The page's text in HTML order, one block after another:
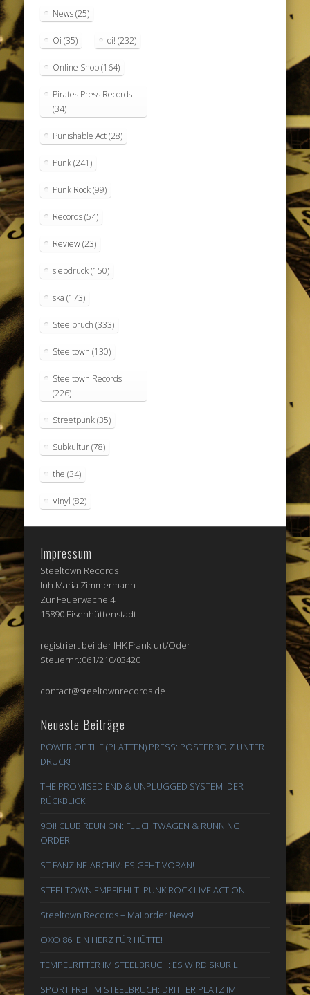
News(25)
Oi (35) oi! (232)
Online Shop(164)
Pirates Press Records
(34)
Punishable Act(28)
Punk(241)
Punk Rock(99)
Records(54)
Review(23)
siebdruck(150)
ska (173)
Steelbruch (333)
Steeltown (130)
Steeltown Records
(226)
Streetpunk(35)
Subkultur(78)
the (34)
Vinyl (82)
Impressum
Steeltown Records
Inh.Maria Zimmermann
Zur Feuerwache 4
15890 Eisenhüttenstadt
registriert bei der IHK Frankfurt/Oder
Steuernr.:061/210/03420
contact@steeltownrecords.de
Neueste Beiträge
POWER OF THE (PLATTEN) PRESS: POSTERBOIZ UNTER
DRUCK!
THE PROMISED END & UNPLUGGED SYSTEM: DER
RÜCKBLICK!
9Oi! CLUB REUNION: FLUCHTWAGEN & RUNNING
ORDER!
ST FANZINE-ARCHIV: ES GEHT VORAN!
STEELTOWN EMPFIEHLT: PUNK ROCK LIVE ACTION!
Steeltown Records – Mailorder News!
OXO 86: EIN HERZ FÜR HÜTTE!
TEMPELRITTER IM STEELBRUCH: ES WIRD SKURIL!
SPORT FREI! IM STEELBRUCH: DRITTER PLATZ IM